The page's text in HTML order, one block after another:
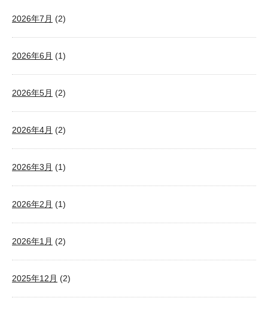
2026年7月 (2)
2026年6月 (1)
2026年5月 (2)
2026年4月 (2)
2026年3月 (1)
2026年2月 (1)
2026年1月 (2)
2025年12月 (2)